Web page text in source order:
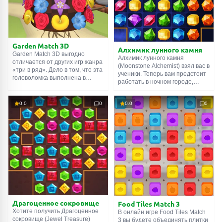
онлайн алхимика.
Garden Match 3D
Garden Match 3D выгодно
отличается от других игр жанра
«три в ряд». Дело в том, что эта
головоломка выполнена в
комбинации, вам нужно
вращать игровое поле вокруг
своей оси. Это добавляет
процессу дополнительную
сложность. Ваша задача
состоит в том, чтобы собирать
цветы и насекомых: бабочек,
пчёл, божьих коровок.
Алхимик лунного камня
Алхимик лунного камня
(Moonstone Alchemist) взял вас в
ученики. Теперь вам предстоит
работать в ночном городе,
кристаллы для создания зелий.
К сожалению, ваш учитель
очень скуп на слова, поэтому
редко что-то объясняет. Скажет
только, что три одинаковых
камня — это хорошо, четыре —
ещё лучше, а пять — вообще
предел мечтаний. Вот и вся
наука.
0.0 0
Драгоценное сокровище
Хотите получить Драгоценное
сокровище (Jewel Treasure)
0.0 0
Food Tiles Match 3
В онлайн игре Food Tiles Match
3 вы будете объединять плитки